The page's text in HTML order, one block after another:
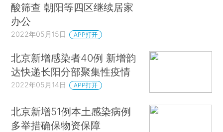
酸筛查 朝阳等四区继续居家
办公
2022年05月15日 APP打开
北京新增感染者40例 新增韵
达快递长阳分部聚集性疫情
2022年05月14日 APP打开
北京新增51例本土感染病例
多举措确保物资保障